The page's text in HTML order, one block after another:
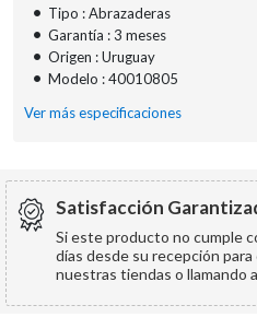
• Tipo : Abrazaderas
• Garantía : 3 meses
• Origen : Uruguay
• Modelo : 40010805
Ver más especificaciones
Satisfacción
Si este producto no cumple
días desde su recepción
nuestras tiendas o llamando